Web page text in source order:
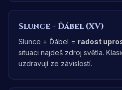
Slunce+ Ďábel (XV)
Slunce + Ďábel = radost
situaci najdeš zdroj světla.
uzdravují ze závislostí.